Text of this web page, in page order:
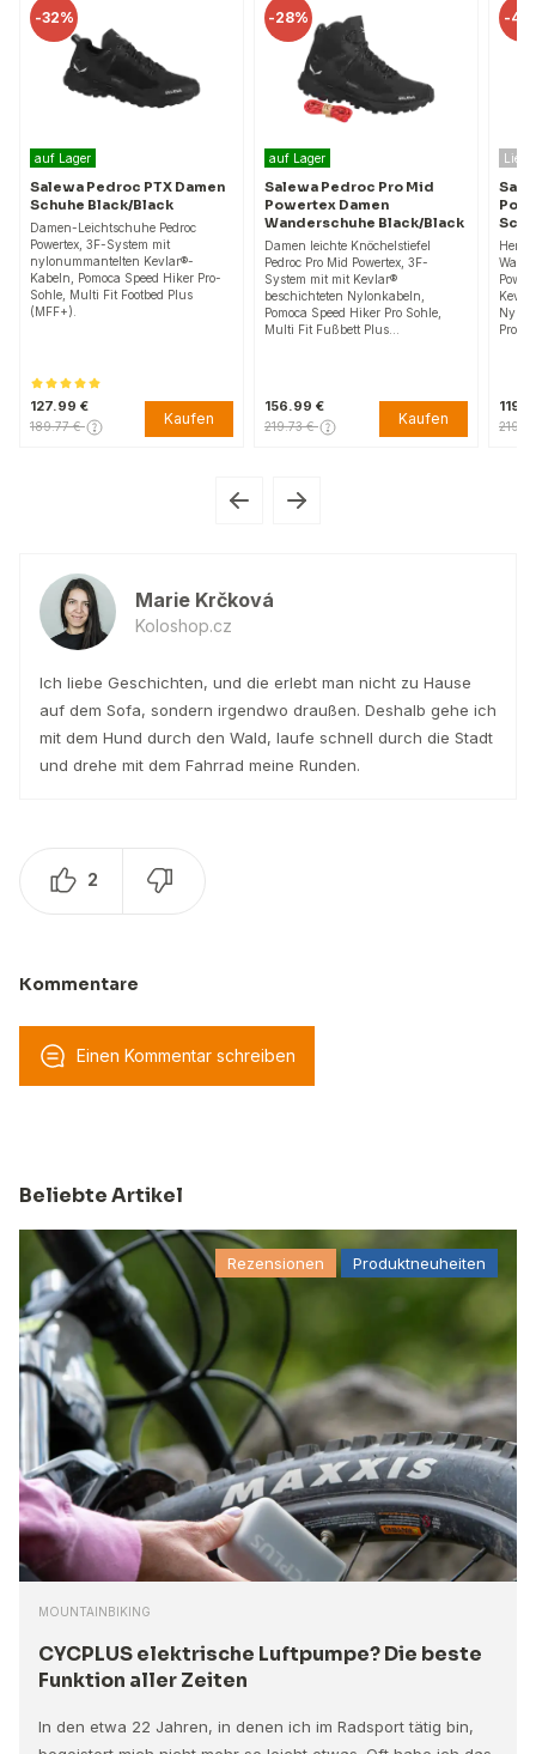
Pedroc PTX Damen
Black/Black
Leichtschuhe Pedroc
3F-System mit
Kevlar®-
Pomoca Speed Hiker Pro-
Fit Footbed Plus
Kaufen
Salewa Pedroc Pro Mid
Powertex Damen
Wanderschuhe Black/Black
Damen leichte Knöchelstiefel
Pedroc Pro Mid Powertex, 3F-
System mit mit Kevlar®
beschichteten Nylonkabeln,
Pomoca Speed Hiker Pro Sohle,
Multi Fit Fußbett Plus…
156.99 €
219.73 € Kaufen
Lieferzeit ca.
Salewa
Powertex
Schwarz/
Herren Leichte
Wanderschuhe
Powertex, 3F-
Kevlar®-
Nylonkabeln,
Pro Sohle, Multi
119.99 €
219.73 €
Marie Krčková
Koloshop.cz
Ich liebe Geschichten, und die erlebt man nicht zu Hause
auf dem Sofa, sondern irgendwo draußen. Deshalb gehe ich
mit dem Hund durch den Wald, laufe schnell durch die Stadt
und drehe mit dem Fahrrad meine Runden.
2
Kommentare
Einen Kommentar schreiben
Beliebte Artikel
Rezensionen Produktneuheiten
MOUNTAINBIKING
CYCPLUS elektrische Luftpumpe? Die beste
Funktion aller Zeiten
In den etwa 22 Jahren, in denen ich im Radsport tätig bin,